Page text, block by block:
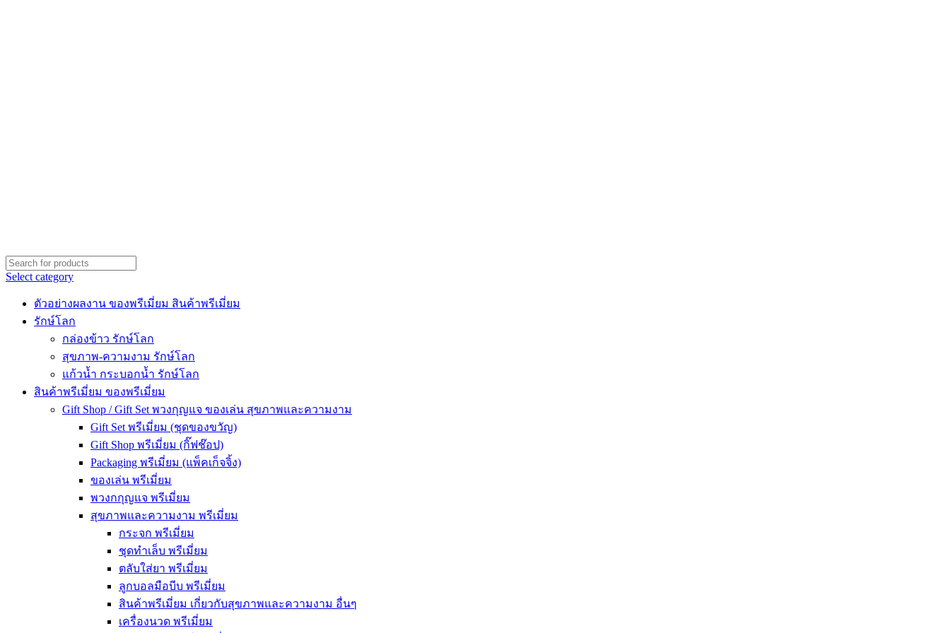
Select category
ตัวอย่างผลงาน ของพรีเมี่ยม สินค้าพรีเมี่ยม
รักษ์โลก
กล่องข้าว รักษ์โลก
สุขภาพ-ความงาม รักษ์โลก
แก้วน้ำ กระบอกน้ำ รักษ์โลก
สินค้าพรีเมี่ยม ของพรีเมี่ยม
Gift Shop / Gift Set พวงกุญแจ ของเล่น สุขภาพและความงาม
Gift Set พรีเมี่ยม (ชุดของขวัญ)
Gift Shop พรีเมี่ยม (กิ๊ฟช๊อป)
Packaging พรีเมี่ยม (แพ็คเก็จจิ้ง)
ของเล่น พรีเมี่ยม
พวงกกุญแจ พรีเมี่ยม
สุขภาพและความงาม พรีเมี่ยม
กระจก พรีเมี่ยม
ชุดทำเล็บ พรีเมี่ยม
ตลับใส่ยา พรีเมี่ยม
ลูกบอลมือบีบ พรีเมี่ยม
สินค้าพรีเมี่ยม เกี่ยวกับสุขภาพและความงาม อื่นๆ
เครื่องนวด พรีเมี่ยม